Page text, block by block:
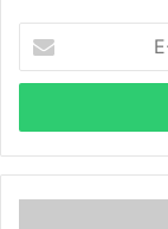
Posta
adresinizi